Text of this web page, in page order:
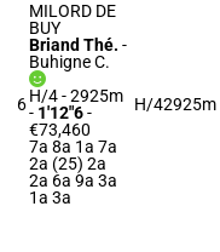
6
MILORD DE
BUY
Briand Thé. -
Buhigne C.
H/4 - 2925m
- 1'12"6-
€73,460
7a 8a 1a 7a
2a (25) 2a
2a 6a 9a 3a
1a 3a
H/42925m